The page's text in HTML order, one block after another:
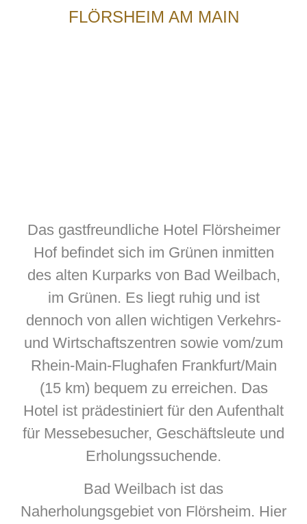
FLÖRSHEIM AM MAIN
Das gastfreundliche Hotel Flörsheimer
Hof befindet sich im Grünen inmitten
des alten Kurparks von Bad Weilbach,
im Grünen. Es liegt ruhig und ist
dennoch von allen wichtigen Verkehrs-
und Wirtschaftszentren sowie vom/zum
Rhein-Main-Flughafen Frankfurt/Main
(15 km) bequem zu erreichen. Das
Hotel ist prädestiniert für den Aufenthalt
für Messebesucher, Geschäftsleute und
Erholungssuchende.
Bad Weilbach ist das
Naherholungsgebiet von Flörsheim. Hier